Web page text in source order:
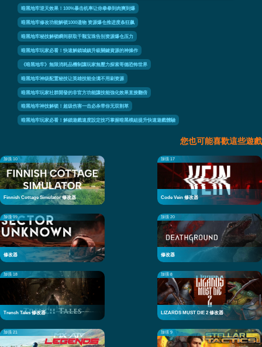
暗黑地牢逆天效果！100%暴击机率让你拳拳到肉爽到爆
暗黑地牢修改功能解锁1000遗物 资源爆仓推进度条狂飙
暗黑地牢秘技解锁瞬间获取千颗宝珠告别资源爆仓压力
暗黑地牢玩家必看！快速解鎖城鎮升級關鍵資源的神操作
《暗黑地牢》無限消耗品機制讓玩家無壓力探索哥德恐怖世界
暗黑地牢神级配置秘技让英雄技能全满不用刷资源
暗黑地牢玩家社群開發的非官方功能讓技能強化效果直接翻倍
暗黑地牢神技解锁！超级伤害一击必杀带你无双割草
暗黑地牢玩家必看！解鎖遊戲速度設定技巧掌握暗黑模組提升快速遊戲體驗
您也可能喜歡這些遊戲
加强 10
Finnish Cottage Simulator 修改器
加强 17
Code Vein 修改器
加强 19
修改器
加强 20
修改器
加强 18
Trench Tales 修改器
加强 8
LIZARDS MUST DIE 2 修改器
加强 21 加强 9